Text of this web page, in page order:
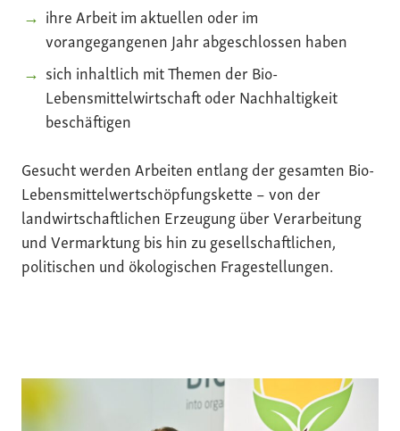
ihre Arbeit im aktuellen oder im
vorangegangenen Jahr abgeschlossen haben
sich inhaltlich mit Themen der Bio-
Lebensmittelwirtschaft oder Nachhaltigkeit
beschäftigen
Gesucht werden Arbeiten entlang der gesamten Bio-
Lebensmittelwertschöpfungskette – von der
landwirtschaftlichen Erzeugung über Verarbeitung
und Vermarktung bis hin zu gesellschaftlichen,
politischen und ökologischen Fragestellungen.